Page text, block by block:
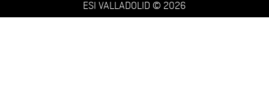
ESI VALLADOLID © 2026